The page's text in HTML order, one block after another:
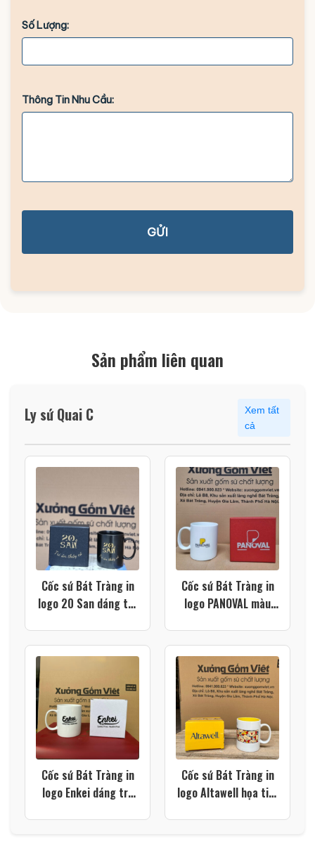
Số Lượng:
Thông Tin Nhu Cầu:
GỬI
Sản phẩm liên quan
Ly sứ Quai C
Xem tất
cả
Cốc sứ Bát Tràng in
logo 20 San dáng trụ
Cốc sứ Bát Tràng in
logo PANOVAL màu
Cốc sứ Bát Tràng in
logo Enkei dáng trụ
Cốc sứ Bát Tràng in
logo Altawell họa tiết